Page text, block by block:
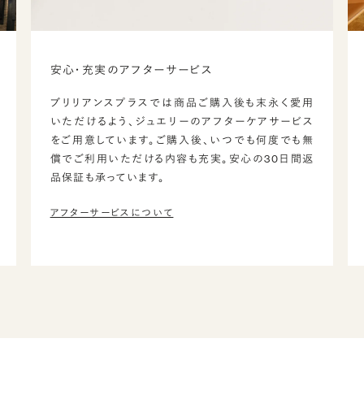
安心・充実のアフターサービス
ブリリアンスプラスでは商品ご購入後も末永く愛用
いただけるよう、ジュエリーのアフターケアサービス
をご用意しています。ご購入後、いつでも何度でも無
償でご利用いただける内容も充実。安心の30日間返
品保証も承っています。
アフターサービスについて